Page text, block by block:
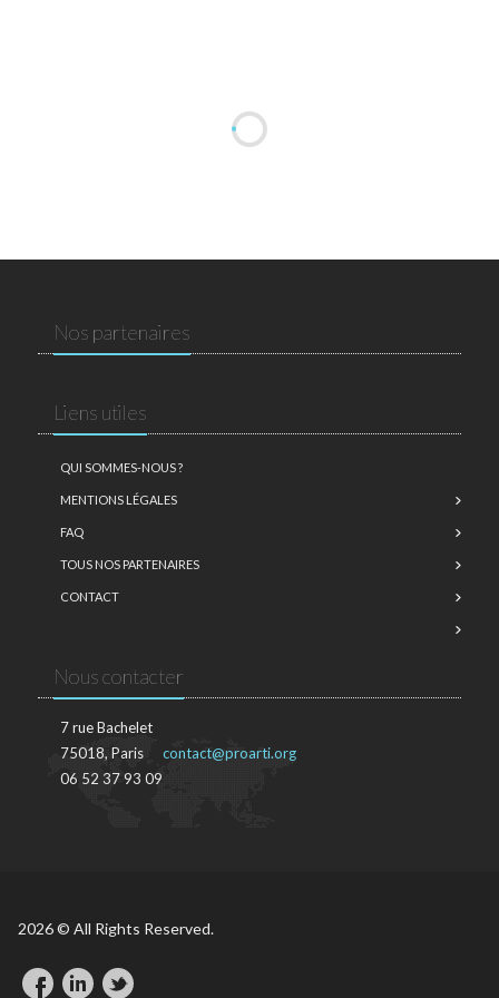
Nos partenaires
Liens utiles
QUI SOMMES-NOUS ?
MENTIONS LÉGALES
FAQ
TOUS NOS PARTENAIRES
CONTACT
Nous contacter
7 rue Bachelet
75018, Paris
06 52 37 93 09
contact@proarti.org
2026 © All Rights Reserved.